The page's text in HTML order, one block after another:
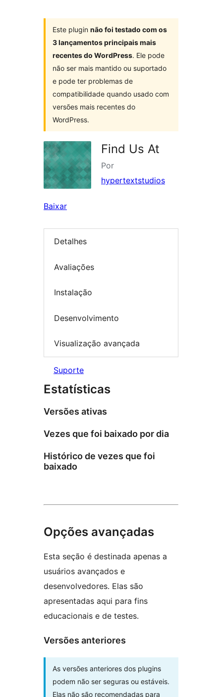
Este plugin não foi testado com os
3 lançamentos principais mais
recentes do WordPress. Ele pode
não ser mais mantido ou suportado
e pode ter problemas de
compatibilidade quando usado com
versões mais recentes do
WordPress.
Find Us At
Por
hypertextstudios
Baixar
Detalhes
Avaliações
Instalação
Desenvolvimento
Visualização avançada
Suporte
Estatísticas
Versões ativas
Vezes que foi baixado por dia
Histórico de vezes que foi
baixado
Opções avançadas
Esta seção é destinada apenas a
usuários avançados e
desenvolvedores. Elas são
apresentadas aqui para fins
educacionais e de testes.
Versões anteriores
As versões anteriores dos plugins
podem não ser seguras ou estáveis.
Elas não são recomendadas para